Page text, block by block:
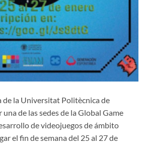
de la Universitat Politècnica de
de las sedes de la Global Game
de videojuegos de ámbito
el fin de semana del 25 al 27 de